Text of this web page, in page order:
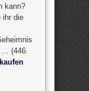
kann?
ihr die
… (446